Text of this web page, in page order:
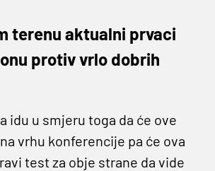
terenu aktualni prvaci
protiv vrlo dobrih
idu u smjeru toga da će ove
vrhu konferencije pa će ova
test za obje strane da vide